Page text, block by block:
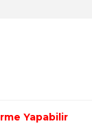
Yapabilir